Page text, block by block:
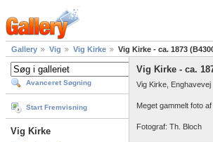
Gallery Vig Vig Kirke Vig Kirke - ca. 1873
Avanceret Søgning
Start Fremvisning
Vig Kirke
Vig Kirke - ca.
Vig Kirke, Enghavevej
Meget gammelt foto
Fotograf: Th. Bloch